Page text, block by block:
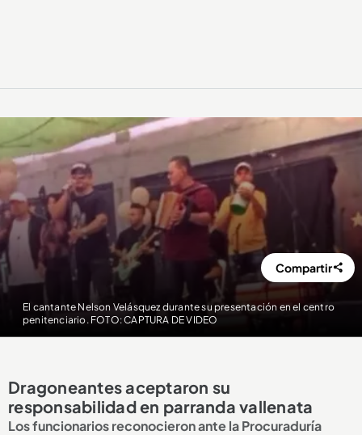
El cantante Nelson Velásquez durante su presentación en el centro
penitenciario. FOTO: CAPTURA DE VIDEO
Compartir
Dragoneantes aceptaron su
responsabilidad en parranda vallenata
Los funcionarios reconocieron ante la Procuraduría